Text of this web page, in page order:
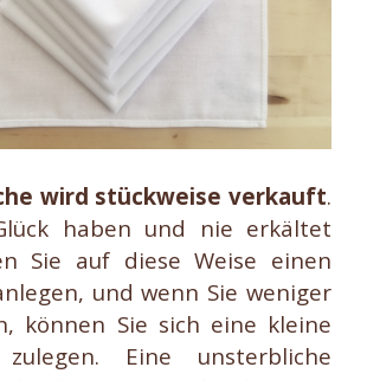
wird stückweise verkauft.
haben und nie erkältet
Sie auf diese Weise einen
und wenn Sie weniger
können Sie sich eine kleine
zulegen. Eine unsterbliche